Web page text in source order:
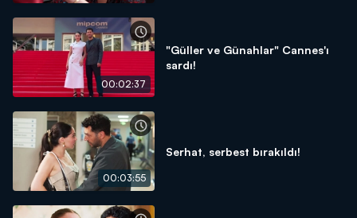
00:02:37
"Güller ve Günahlar" Cannes'ı
sardı!
00:03:55
Serhat, serbest bırakıldı!